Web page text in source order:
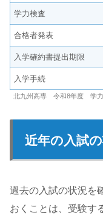
学力検査
合格者発表
入学確約書提出期限
入学手続
北九州高専 令和8年度 学力
近年の入試
過去の入試の状況を
おくことは、受験す